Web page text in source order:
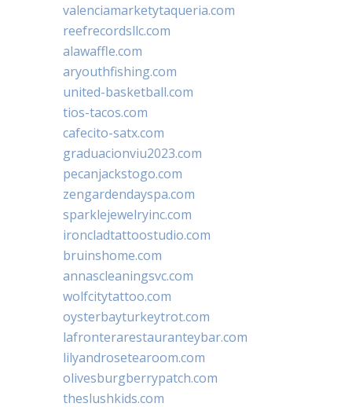
valenciamarketytaqueria.com
reefrecordsllc.com
alawaffle.com
aryouthfishing.com
united-basketball.com
tios-tacos.com
cafecito-satx.com
graduacionviu2023.com
pecanjackstogo.com
zengardendayspa.com
sparklejewelryinc.com
ironcladtattoostudio.com
bruinshome.com
annascleaningsvc.com
wolfcitytattoo.com
oysterbayturkeytrot.com
lafronterarestauranteybar.com
lilyandrosetearoom.com
olivesburgberrypatch.com
theslushkids.com